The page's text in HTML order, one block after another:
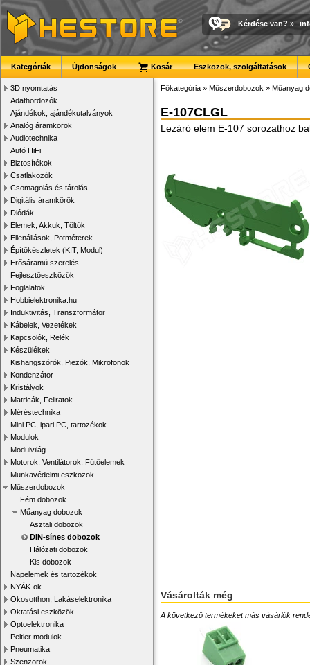
Kérdése van? »
Kategóriák Újdonságok Kosár Eszközök, szolgáltatások
3D nyomtatás
Adathordozók
Ajándékok, ajándékutalványok
Analóg áramkörök
Audiotechnika
Autó HiFi
Biztosítékok
Csatlakozók
Csomagolás és tárolás
Digitális áramkörök
Diódák
Elemek, Akkuk, Töltők
Ellenállások, Potméterek
Építőkészletek (KIT, Modul)
Erősáramú szerelés
Fejlesztőeszközök
Foglalatok
Hobbielektronika.hu
Induktivitás, Transzformátor
Kábelek, Vezetékek
Kapcsolók, Relék
Készülékek
Kishangszórók, Piezók, Mikrofonok
Kondenzátor
Kristályok
Matricák, Feliratok
Méréstechnika
Mini PC, ipari PC, tartozékok
Modulok
Modulvilág
Motorok, Ventilátorok, Fűtőelemek
Munkavédelmi eszközök
Műszerdobozok
Fém dobozok
Műanyag dobozok
Asztali dobozok
DIN-sínes dobozok
Hálózati dobozok
Kis dobozok
Napelemek és tartozékok
NYÁK-ok
Okosotthon, Lakáselektronika
Oktatási eszközök
Optoelektronika
Peltier modulok
Pneumatika
Szenzorok
Főkategória » Műszerdobozok » Műanyag
E-107CLGL
Lezáró elem E-107 sorozathoz
Vásárolták még
A következő termékeket más vásárlók